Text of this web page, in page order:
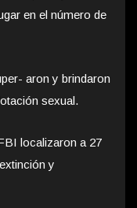
en el número de
aron y brindaron
sexual.
localizaron a 27
y